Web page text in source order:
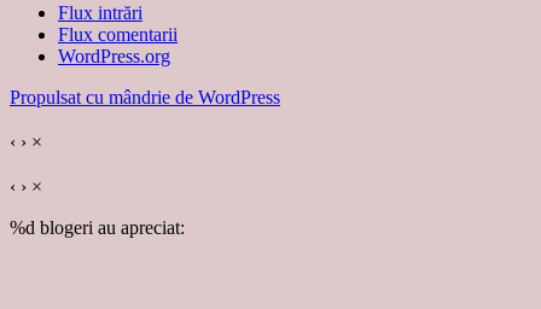
Flux intrări
Flux comentarii
WordPress.org
Propulsat cu mândrie de WordPress
‹ › ×
‹ › ×
%d blogeri au apreciat: